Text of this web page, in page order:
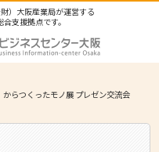
）大阪産業局が運営する
支援拠点です。
らつくったモノ展 プレゼン交流会